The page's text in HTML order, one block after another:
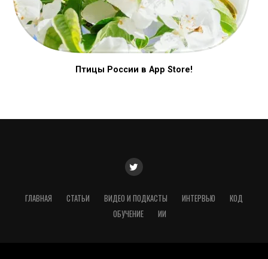
Птицы России в App Store!
ГЛАВНАЯ СТАТЬИ ВИДЕО И ПОДКАСТЫ ИНТЕРВЬЮ
КОД
ОБУЧЕНИЕ
ИИ